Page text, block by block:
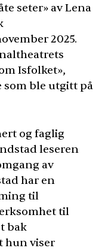
seter» av Lena
2025.
Isfolket»,
som ble utgitt på
og faglig
leseren
av
har en
til
til
bak
hun viser